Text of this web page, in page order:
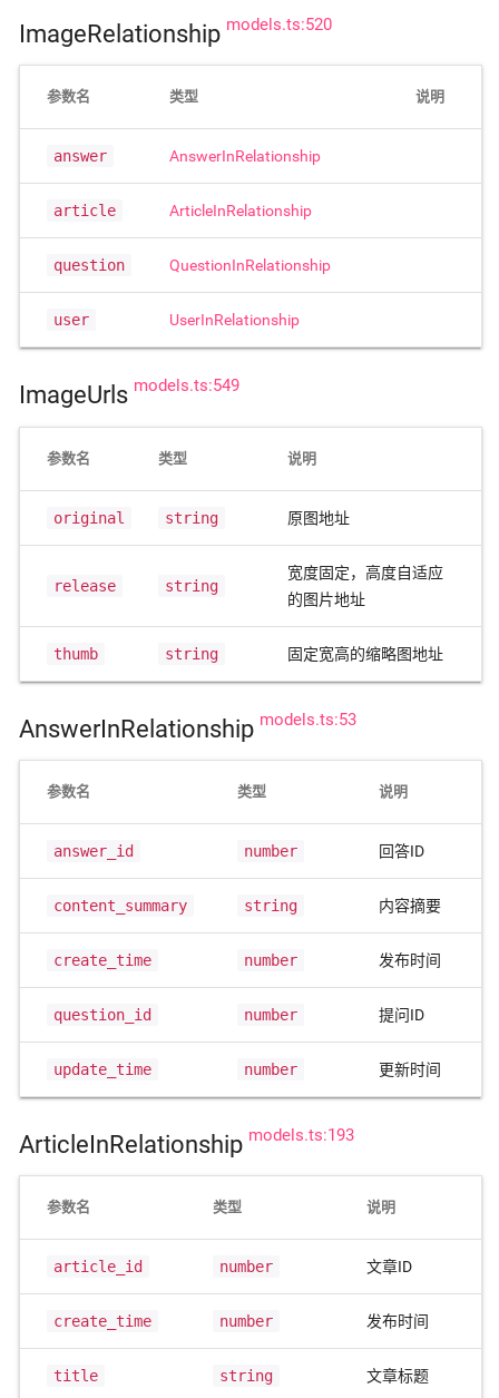
ImageRelationship models.ts:520
参数名 类型 说明
answer AnswerInRelationship
article ArticleInRelationship
question QuestionInRelationship
user UserInRelationship
ImageUrls models.ts:549
参数名 类型 说明
original string 原图地址
release string
宽度固定，高度自适应
的图片地址
thumb string 固定宽高的缩略图地址
AnswerInRelationship models.ts:53
参数名 类型 说明
answer_id number 回答ID
content_summary string 内容摘要
create_time number 发布时间
question_id number 提问ID
update_time number 更新时间
ArticleInRelationship models.ts:193
参数名 类型 说明
article_id number 文章ID
create_time number 发布时间
title string 文章标题